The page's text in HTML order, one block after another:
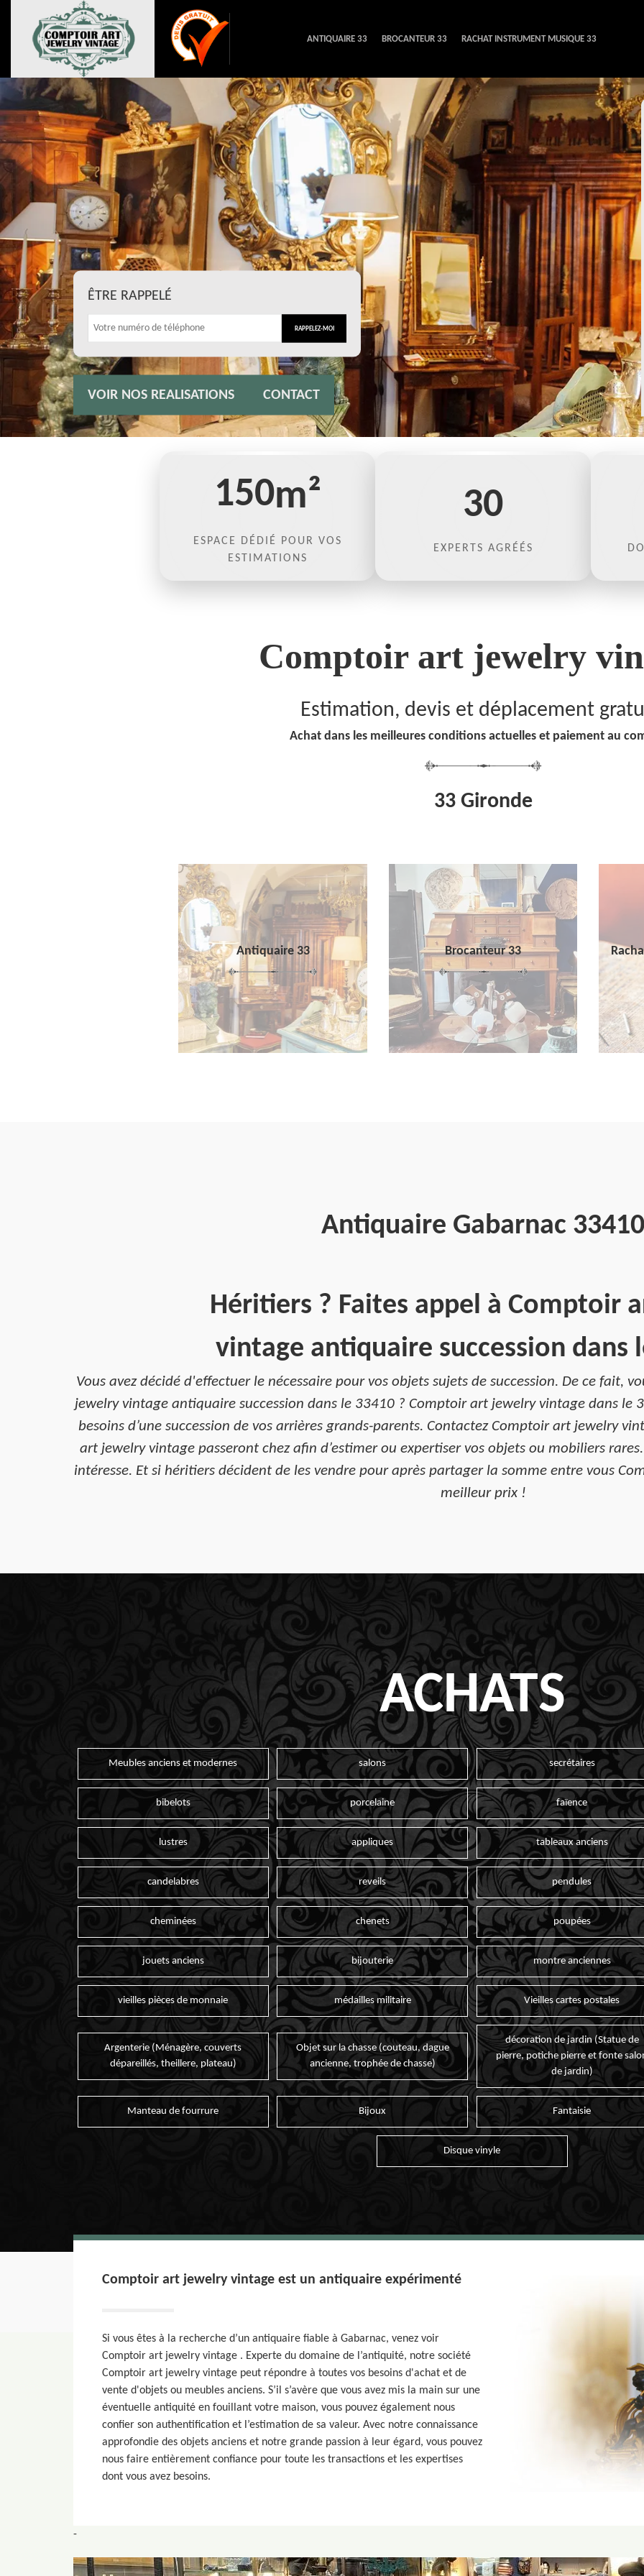
ANTIQUAIRE 33 BROCANTEUR 33 RACHAT INSTRUMENT MUSIQUE 33
ÊTRE RAPPELÉ
VOIR NOS REALISATIONS CONTACT
150m²
ESPACE DÉDIÉ POUR VOS
ESTIMATIONS
30
EXPERTS AGRÉÉS
Comptoir art jewelry
Estimation, devis et déplacement
Achat dans les meilleures conditions actuelles et paiement au
33 Gironde
Antiquaire 33 Brocanteur 33
Antiquaire Gabarnac 33410
Héritiers ? Faites appel à Comptoir
vintage antiquaire succession dans
Vous avez décidé d'effectuer le nécessaire pour vos objets sujets de succession. De ce fait,
jewelry vintage antiquaire succession dans le 33410 ? Comptoir art jewelry vintage dans le
besoins d’une succession de vos arrières grands-parents. Contactez Comptoir art jewelry
art jewelry vintage passeront chez afin d’estimer ou expertiser vos objets ou mobiliers
intéresse. Et si héritiers décident de les vendre pour après partager la somme entre vous
meilleur prix !
ACHATS
Meubles anciens et modernes salons secrétaires
bibelots porcelaine faïence
lustres appliques tableaux anciens
candelabres reveils pendules
cheminées chenets poupées
jouets anciens bijouterie montre anciennes
vieilles pièces de monnaie médailles militaire Vieilles cartes postales
Argenterie (Ménagère, couverts
dépareillés, theillere, plateau)
Objet sur la chasse (couteau, dague
ancienne, trophée de chasse)
décoration de jardin (Statue de
pierre, potiche pierre et fonte
de jardin)
Manteau de fourrure Bijoux Fantaisie
Disque vinyle
Comptoir art jewelry vintage est un antiquaire expérimenté
Si vous êtes à la recherche d’un antiquaire fiable à Gabarnac, venez voir
Comptoir art jewelry vintage . Experte du domaine de l’antiquité, notre société
Comptoir art jewelry vintage peut répondre à toutes vos besoins d'achat et de
vente d'objets ou meubles anciens. S’il s’avère que vous avez mis la main sur une
éventuelle antiquité en fouillant votre maison, vous pouvez également nous
confier son authentification et l’estimation de sa valeur. Avec notre connaissance
approfondie des objets anciens et notre grande passion à leur égard, vous pouvez
nous faire entièrement confiance pour toute les transactions et les expertises
dont vous avez besoins.
-